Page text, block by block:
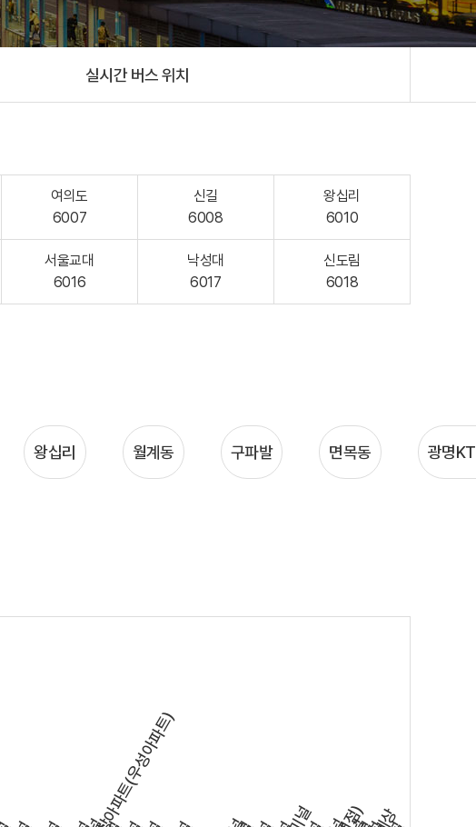
실시간 버스 위치
여의도
6007
신길
6008
왕십리
6010
서울교대
6016
낙성대
6017
신도림
6018
왕십리 월계동 구파발 면목동 광명